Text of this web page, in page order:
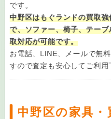
です。
中野区はもぐランドの買取
で、ソファー、椅子、テー
取対応が可能です。
お電話、LINE、メールで無
すので査定も安心してご利用
中野区の家具・